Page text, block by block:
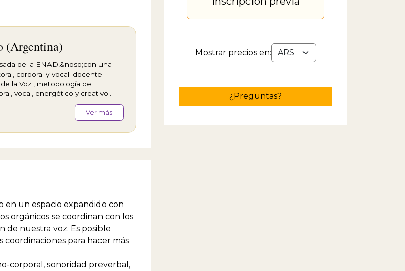
Mostrar precios en:
¿Preguntas?
(Argentina)
de la ENAD,&nbsp;con una
corporal y vocal; docente;
la Voz", metodología de
vocal, energético y creativo
humana. Además de su
de teatro, bailarina y cantora, ha
de trabajo vocal en la Escuela del
Bovo, en diversas escuelas de
protagonizó "La fábula de la
Marzal, dir. Los Macocos y
Ver más
en un espacio expandido con
orgánicos se coordinan con los
de nuestra voz. Es posible
para hacer más
corporal, sonoridad preverbal,